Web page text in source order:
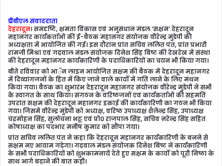
डीबीएल संवाददाता
देहरादून।समदृष्टि, क्षमता विकास एवं अनुसंधान मंडल ‘सक्षम’ देहरादून
महानगर कार्यकर्ताओं की ई-बैठक महानगर संयोजक वीरेन्द्र मुंडेपी की
अध्यक्षता में आयोजित की गई। इस दौरान प्रांत सचिव ललित पंत, प्रांत प्रभारी
रामजी मिश्रा एवं गढ़वाल मंडल संयोजक दिनेश सिंह बिष्ट की देखरेख में संस्था
की देहरादून महानगर कार्यकारिणी के पदाधिकारियों का चयन भी किया गया।
बीते रविवार को आॅन लाइन आयोजित सक्षम की बैठक में देहरादून महानगर
में दिव्यांगजनों के हित में किए जाने वाले कार्यों में गति लाने के लिए मंथन
किया गया। बैठक का शुभारंभ देहरादून महानगर संयोजक वीरेन्द्र मुंडेपी ने सभी
के स्वागत के साथ किया। संगठन के वरिष्ठजनों एवं कार्यकर्ताओं की सहमति
उपरांत सक्षम की देहरादून महानगर इकाई की कार्यकारिणी का गठन भी किया
गया। जिसमें वीरेन्द्र मुंडेपी को अध्यक्ष, वरिष्ठ उपाध्यक्ष शैलेन्द्र सिंह, उपाध्यक्ष
चंद्रमोहन सिंह, सुलोचना भट्ट एवं प्रो0 राजपाल सिंह, सचिव नरेन्द्र सिंह सहित
कोषाध्यक्ष का पदभार मनीष कुमार को सौंपा गया।
प्रांत सचिव ललित पंत ने कहा कि देहरादून महानगर कार्यकारिणी के बनने से
सक्षम नए आयाम गढ़ेगा। गढ़वाल मंडल संयोजक दिनेश बिष्ट ने कार्यकारिणी
के सभी पदाधिकारियों को शुभकामनायें देते हुए सक्षम के कार्यों को पूरी निष्ठा के
साथ आगे बढ़ाने की बात कही।